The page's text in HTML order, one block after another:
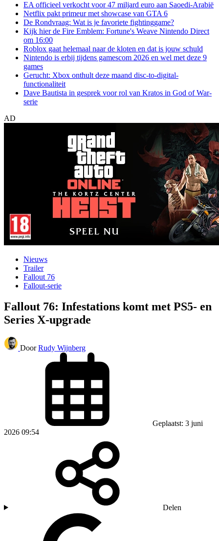
EA officieel verkocht voor 47 miljard euro aan Saoedi-Arabië
Netflix pakt primeur met showcase van GTA 6
De Rondvraag: Wat is je favoriete fightinggame?
Kijk hier de Fire Emblem: Fortune's Weave Nintendo Direct
om 16:00
Roblox gaat helemaal naar de kloten en dat is jouw schuld
Nintendo is erbij tijdens gamescom 2026 en wel met deze 9
games
Gerucht: Xbox onthult deze maand disc-to-digital-
functionaliteit
Dave Bautista in gesprek voor rol van Kratos in God of War-
serie
AD
Nieuws
Trailer
Fallout 76
Fallout-serie
Fallout 76: Infestations komt met PS5- en
Series X-upgrade
Door Rudy Wijnberg
Geplaatst: 3 juni
2026 09:54
Delen